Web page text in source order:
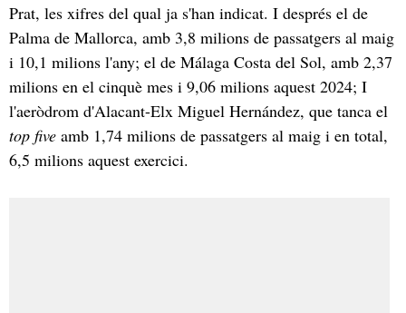
Prat, les xifres del qual ja s'han indicat. I després el de
Palma de Mallorca, amb 3,8 milions de passatgers al maig
i 10,1 milions l'any; el de Málaga Costa del Sol, amb 2,37
milions en el cinquè mes i 9,06 milions aquest 2024; I
l'aeròdrom d'Alacant-Elx Miguel Hernández, que tanca el
top five amb 1,74 milions de passatgers al maig i en total,
6,5 milions aquest exercici.